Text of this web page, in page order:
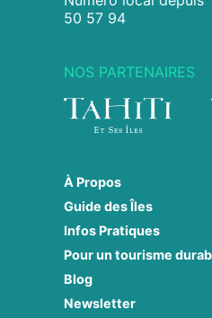
50 57 94
NOS PARTENAIRES
À Propos
Guide des Îles
Infos Pratiques
Pour un tourisme
Blog
Newsletter